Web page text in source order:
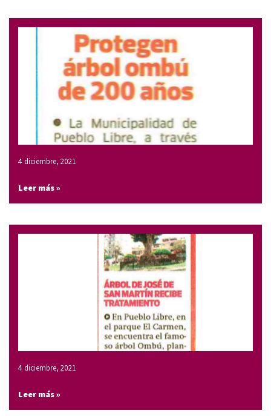
4 diciembre, 2021
Leer más »
4 diciembre, 2021
Leer más »